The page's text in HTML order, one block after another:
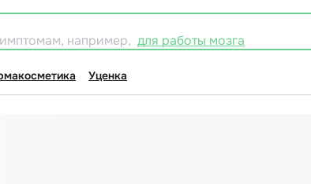
например, для работы мозга
Уценка